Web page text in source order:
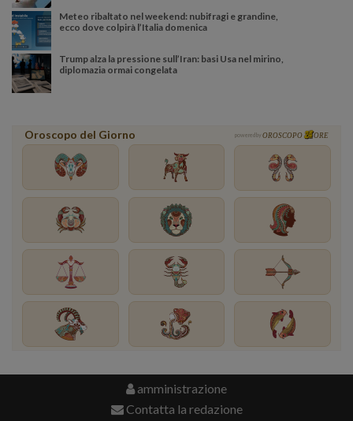
Meteo ribaltato nel weekend: nubifragi e grandine,
ecco dove colpirà l’Italia domenica
Trump alza la pressione sull’Iran: basi Usa nel mirino,
diplomazia ormai congelata
Oroscopo del Giorno powered by OROSCOPO ORE
amministrazione
Contatta la redazione